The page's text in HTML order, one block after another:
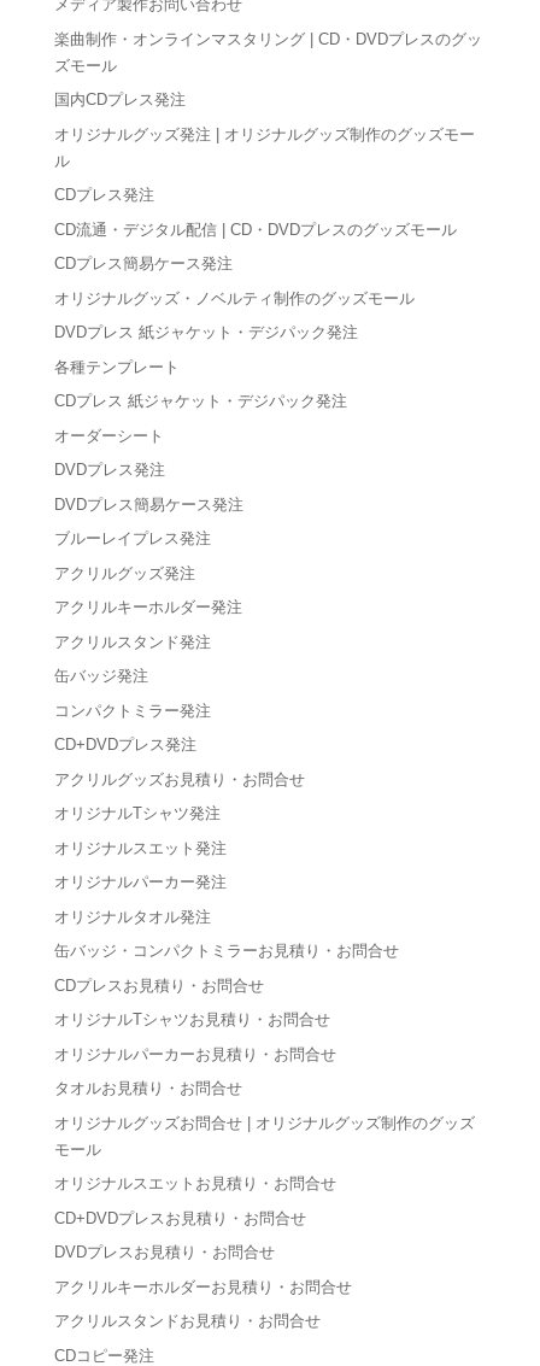
メディア製作お問い合わせ
楽曲制作・オンラインマスタリング | CD・DVDプレスのグッ
ズモール
国内CDプレス発注
オリジナルグッズ発注 | オリジナルグッズ制作のグッズモー
ル
CDプレス発注
CD流通・デジタル配信 | CD・DVDプレスのグッズモール
CDプレス簡易ケース発注
オリジナルグッズ・ノベルティ制作のグッズモール
DVDプレス 紙ジャケット・デジパック発注
各種テンプレート
CDプレス 紙ジャケット・デジパック発注
オーダーシート
DVDプレス発注
DVDプレス簡易ケース発注
ブルーレイプレス発注
アクリルグッズ発注
アクリルキーホルダー発注
アクリルスタンド発注
缶バッジ発注
コンパクトミラー発注
CD+DVDプレス発注
アクリルグッズお見積り・お問合せ
オリジナルTシャツ発注
オリジナルスエット発注
オリジナルパーカー発注
オリジナルタオル発注
缶バッジ・コンパクトミラーお見積り・お問合せ
CDプレスお見積り・お問合せ
オリジナルTシャツお見積り・お問合せ
オリジナルパーカーお見積り・お問合せ
タオルお見積り・お問合せ
オリジナルグッズお問合せ | オリジナルグッズ制作のグッズ
モール
オリジナルスエットお見積り・お問合せ
CD+DVDプレスお見積り・お問合せ
DVDプレスお見積り・お問合せ
アクリルキーホルダーお見積り・お問合せ
アクリルスタンドお見積り・お問合せ
CDコピー発注